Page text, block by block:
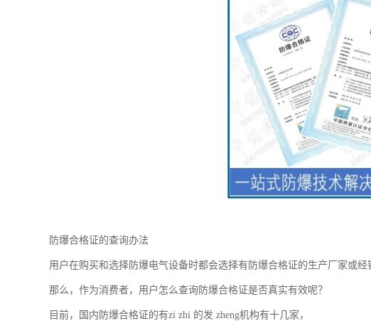
防爆合格证的查询办法
用户在购买和选择防爆电气设备时都会选择有防爆合格证的生产厂家或经
那么，作为消费者，用户怎么查询防爆合格证是否真实有效呢？
目前，国内防爆合格证的有zi zhi 的发 zheng机构有十几家，